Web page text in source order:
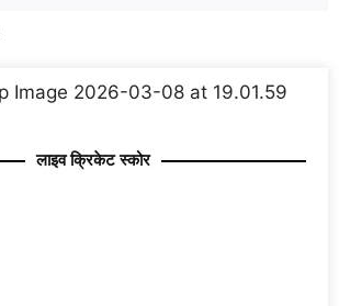
लाइव क्रिकेट स्कोर